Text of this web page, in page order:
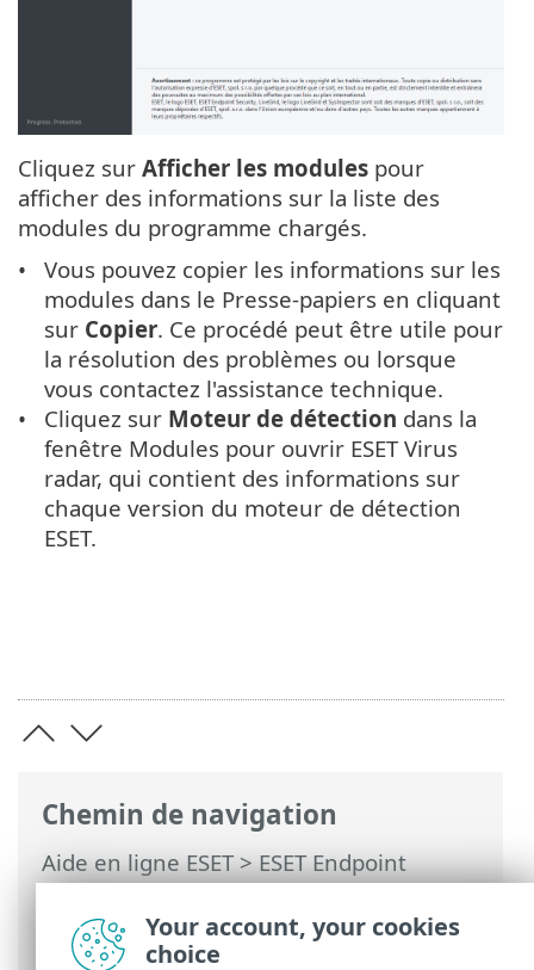
Chemin de navigation
Aide en ligne ESET>ESET Endpoint
Security>Utilisation d'ESET Endpoint
Security >Aide et assistance> À propos
d'ESET Endpoint Security
Cliquez sur Afficher les modules pour
afficher des informations sur la liste des
modules du programme chargés.
Vous pouvez copier les informations sur les
modules dans le Presse-papiers en cliquant
sur Copier. Ce procédé peut être utile pour
la résolution des problèmes ou lorsque
vous contactez l'assistance technique.
Cliquez sur Moteur de détection dans la
fenêtre Modules pour ouvrir ESET Virus
radar, qui contient des informations sur
chaque version du moteur de détection
ESET.
Your account, your cookies
choice